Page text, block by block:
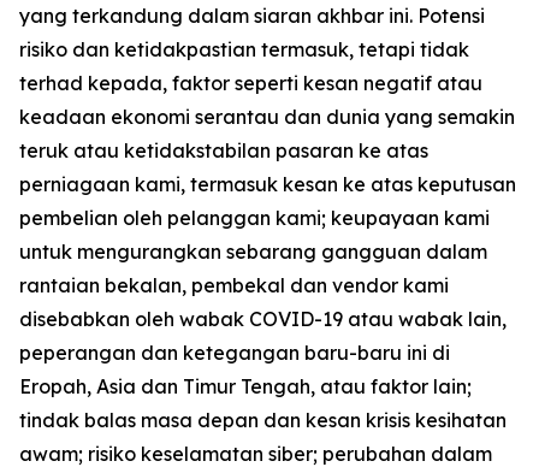
yang terkandung dalam siaran akhbar ini. Potensi
risiko dan ketidakpastian termasuk, tetapi tidak
terhad kepada, faktor seperti kesan negatif atau
keadaan ekonomi serantau dan dunia yang semakin
teruk atau ketidakstabilan pasaran ke atas
perniagaan kami, termasuk kesan ke atas keputusan
pembelian oleh pelanggan kami; keupayaan kami
untuk mengurangkan sebarang gangguan dalam
rantaian bekalan, pembekal dan vendor kami
disebabkan oleh wabak COVID-19 atau wabak lain,
peperangan dan ketegangan baru-baru ini di
Eropah, Asia dan Timur Tengah, atau faktor lain;
tindak balas masa depan dan kesan krisis kesihatan
awam; risiko keselamatan siber; perubahan dalam